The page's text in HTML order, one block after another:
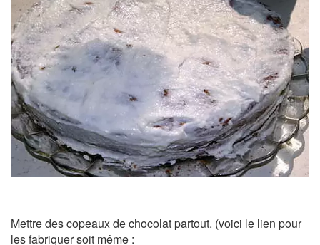
Mettre des copeaux de chocolat partout. (voici le lien pour
les fabriquer soit même :